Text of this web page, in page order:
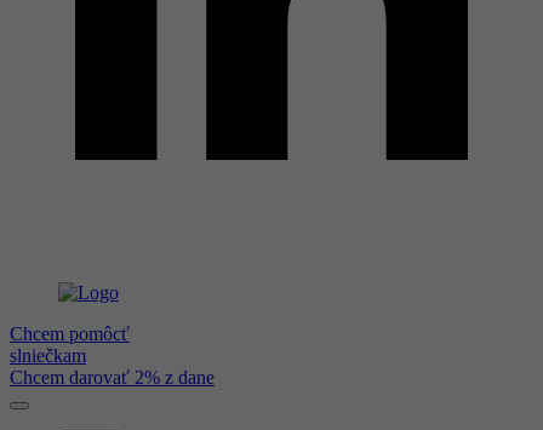
Chcem pomôcť
slniečkam
Chcem darovať 2% z dane